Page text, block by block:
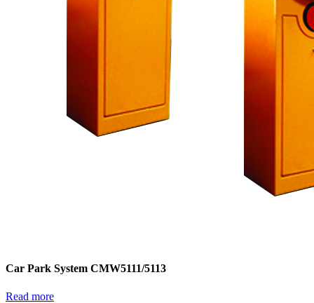
Car Park System CMW5111/5113
Read more